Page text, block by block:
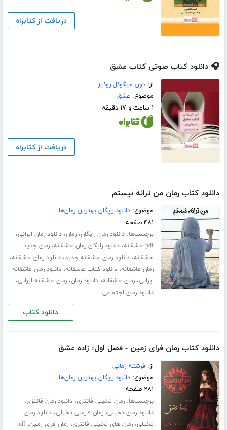
دریافت از کتابراه
🎧 دانلود کتاب صوتی کتاب عشق
از:دون میگوئل روئیز
موضوع: عشق
۱ ساعت و ۱۷ دقیقه
دریافت از کتابراه
دانلود کتاب رمان من ترانه نیستم
موضوع:دانلود رایگان بهترین رمان‌ها
۴۸۱ صفحه
برچسب‌ها:دانلود رمان رایگان،رمان،دانلود رمان ایرانی،
pdf عاشقانه ،دانلود رایگان رمان عاشقانه،رمان جدید
عاشقانه،دانلود رمان عاشقانه جدید،دانلود رمان عاشقانه،
رمان عاشقانه،دانلود کتاب عاشقانه،دانلود رمان عاشقانه
ایرانی،رمان عاشقانه،دانلود رمان،رمان عاشقانه ایرانی،
دانلود رمان اجتماعی
دانلود کتاب
دانلود کتاب رمان فرای زمین - فصل اول: زاده عشق
از:فرشته زمانی
موضوع:دانلود رایگان بهترین رمان‌ها
۲۸۱ صفحه
برچسب‌ها:رمان تخیلی فانتزی،دانلود رمان فانتزی،
دانلود رمان تخیلی،رمان فارسی تخیلی،دانلود رمان
تخیلی،رمان های تخیلی فانتزی،رمان فرای زمین،pdf